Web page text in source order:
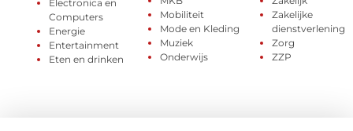
Electronica en
Computers
Energie
Entertainment
Eten en drinken
Mobiliteit
Mode en Kleding
Muziek
Onderwijs
Zakelijke
dienstverlening
Zorg
ZZP